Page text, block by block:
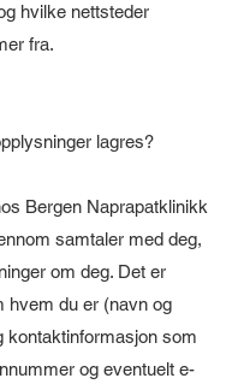
hvilke nettsteder
fra.
lagres?
Bergen Naprapatklinikk
samtaler med deg,
om deg. Det er
hvem du er (navn og
kontaktinformasjon som
og eventuelt e-